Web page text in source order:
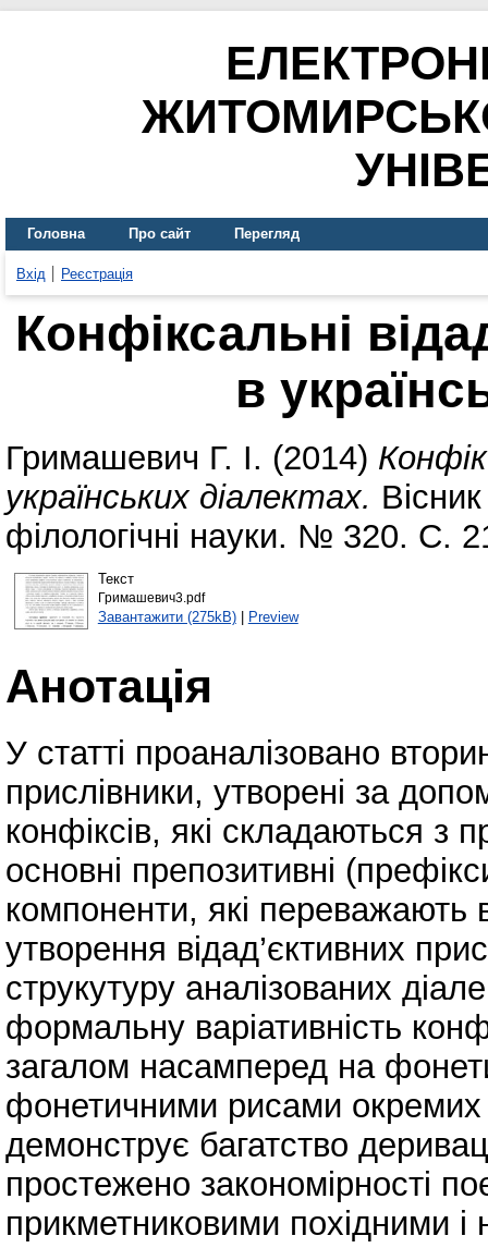
Головна Про сайт Перегляд
Вхід Реєстрація
Конфіксальні
в
Гримашевич Г. І. (2014)
українських діалектах.
філологічні науки. № 320. С.
Текст
Гримашевич3.pdf
Завантажити (275kB)| Preview
Анотація
У статті проаналізовано
прислівники, утворені за
конфіксів, які складаються з
основні препозитивні
компоненти, які переважають
утворення відад’єктивних
струкутуру аналізованих
формальну варіативність
загалом насамперед на
фонетичними рисами окремих
демонструє багатство
простежено закономірності
прикметниковими похідними